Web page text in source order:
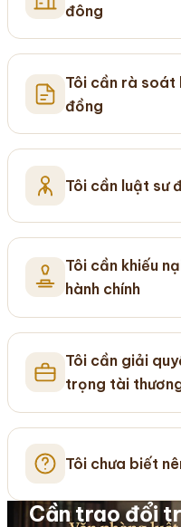
đông
Tôi cần rà soát
đồng
Tôi cần luật sư
Tôi cần khiếu
hành chính
Tôi cần giải
trọng tài
Tôi chưa biết
Cần trao đổi